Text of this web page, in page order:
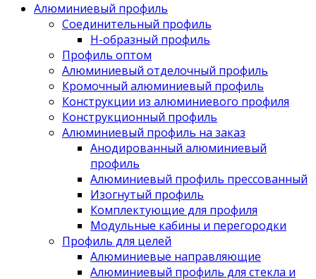
Алюминиевый профиль
Соединительный профиль
Н-образный профиль
Профиль оптом
Алюминиевый отделочный профиль
Кромочный алюминиевый профиль
Конструкции из алюминиевого профиля
Конструкционный профиль
Алюминиевый профиль на заказ
Анодированный алюминиевый
профиль
Алюминиевый профиль прессованный
Изогнутый профиль
Комплектующие для профиля
Модульные кабины и перегородки
Профиль для целей
Алюминиевые направляющие
Алюминиевый профиль для стекла и